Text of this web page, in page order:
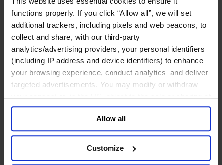
functions properly. If you click “Allow all”, we will set
additional trackers, including pixels and web beacons, to
collect and share, with our third-party
analytics/advertising providers, your personal identifiers
(including IP address and device identifiers) to enhance
your browsing experience, conduct analytics, and deliver
targeted advertisements. You may modify or withdraw
your consent or, in the US, object to the sale or sharing of
your data for targeted advertising, by clicking “Do Not
Sell or Share My Personal Information” in the footer of
the website. You must opt-out of each device and each
browser. For additional information and retention terms
Allow all
Customize
工业
化工与过程工业咨询团队
机械与工业技术
汽车与交通设备
能源业
金属与矿业
金融服务业
主权财富基金
保险业
投资银行、企业银行与金融市场
私募股权投资行业
财富管理